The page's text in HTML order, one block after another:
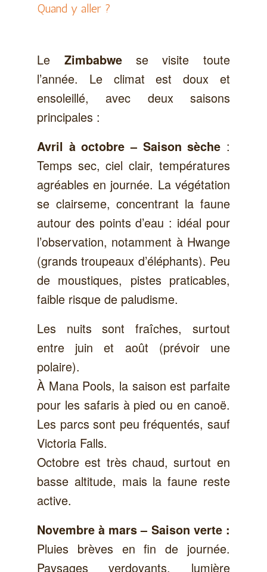
Quand y aller ?
Le Zimbabwese visite toute
l’année. Le climat est doux et
ensoleillé, avec deux saisons
principales :
Avril à octobre – Saison sèche :
Temps sec, ciel clair, températures
agréables en journée. La végétation
se clairseme, concentrant la faune
autour des points d’eau : idéal pour
l’observation, notamment à Hwange
(grands troupeaux d’éléphants). Peu
de moustiques, pistes praticables,
faible risque de paludisme.
Les nuits sont fraîches, surtout
entre juin et août (prévoir une
polaire).
À Mana Pools, la saison est parfaite
pour les safaris à pied ou en canoë.
Les parcs sont peu fréquentés, sauf
Victoria Falls.
Octobre est très chaud, surtout en
basse altitude, mais la faune reste
active.
Novembre à mars – Saison verte :
Pluies brèves en fin de journée.
Paysages verdoyants, lumière